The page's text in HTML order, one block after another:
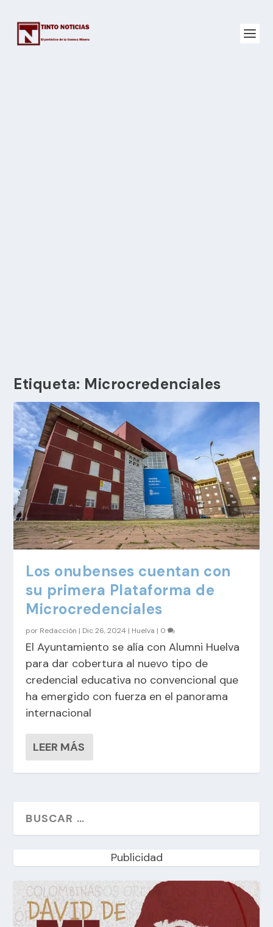
Etiqueta: Microcredenciales
Los onubenses cuentan con
su primera Plataforma de
Microcredenciales
por Redacción | Dic 26, 2024 | Huelva | 0
El Ayuntamiento se alía con Alumni Huelva
para dar cobertura al nuevo tipo de
credencial educativa no convencional que
ha emergido con fuerza en el panorama
internacional
LEER MÁS
Publicidad